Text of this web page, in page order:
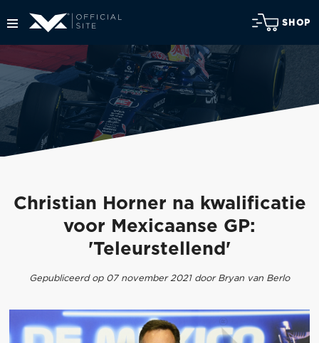
SHOP
Christian Horner na kwalificatie
voor Mexicaanse GP:
'Teleurstellend'
Gepubliceerd op 07 november 2021 door Bryan van Berlo